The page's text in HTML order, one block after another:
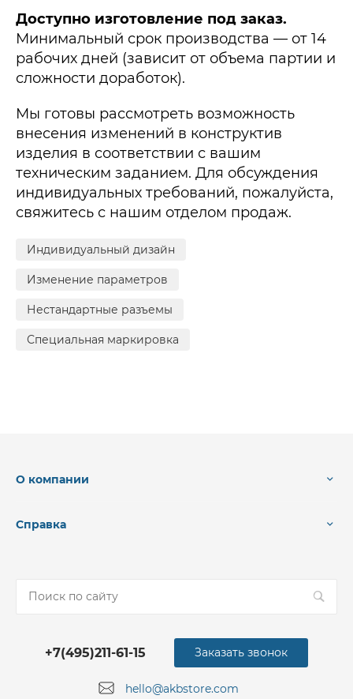
Доступно изготовление под заказ.
Минимальный срок производства — от 14
рабочих дней (зависит от объема партии и
сложности доработок).
Мы готовы рассмотреть возможность
внесения изменений в конструктив
изделия в соответствии с вашим
техническим заданием. Для обсуждения
индивидуальных требований, пожалуйста,
свяжитесь с нашим отделом продаж.
Индивидуальный дизайн
Изменение параметров
Нестандартные разъемы
Специальная маркировка
О компании
Справка
+7(495)211-61-15
hello@akbstore.com
Заказать звонок